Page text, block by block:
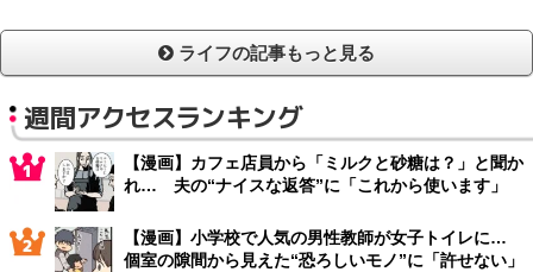
ライフの記事もっと見る
週間アクセスランキング
【漫画】カフェ店員から「ミルクと砂糖は？」と聞か
れ… 夫の“ナイスな返答”に「これから使います」
【漫画】小学校で人気の男性教師が女子トイレに…
個室の隙間から見えた“恐ろしいモノ”に「許せない」